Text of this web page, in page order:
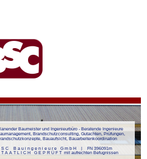
Baumeister und Ingenieurbüro - Beratende Ingenieure
Brandschutzconsulting, Gutachten, Prüfungen,
Bauaufsicht, Bauarbeitenkoordination
S C B a u i n g e n i e u r e G m b H | FN 396091m
T A A T L I C H G E P R Ü F T mit aufrechten Befugnissen